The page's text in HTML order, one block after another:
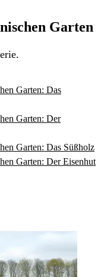
Garten
Garten: Das
Garten: Der
Garten: Das Süßholz
Garten: Der Eisenhut